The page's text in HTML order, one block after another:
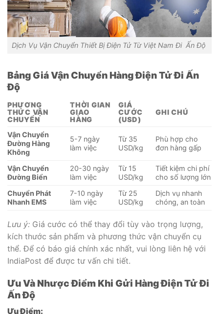
Dịch Vụ Vận Chuyển Thiết Bị Điện Tử Từ Việt Nam Đi Ấn Độ
Bảng Giá Vận Chuyển Hàng Điện Tử Đi Ấn
Độ
PHƯƠNG
THỨC VẬN
CHUYỂN
THỜI GIAN
GIAO
HÀNG
GIÁ
CƯỚC
(USD)
GHI CHÚ
Vận Chuyển
Đường Hàng
Không
5-7 ngày
làm việc
Từ 35
USD/kg
Phù hợp cho
đơn hàng gấp
Vận Chuyển
Đường Biển
20-30 ngày
làm việc
Từ 15
USD/kg
Tiết kiệm chi phí
cho số lượng lớn
Chuyển Phát
Nhanh EMS
7-10 ngày
làm việc
Từ 25
USD/kg
Dịch vụ nhanh
chóng, an toàn
Lưu ý: Giá cước có thể thay đổi tùy vào trọng lượng,
kích thước sản phẩm và phương thức vận chuyển cụ
thể. Để có báo giá chính xác nhất, vui lòng liên hệ với
IndiaPost để được tư vấn chi tiết.
Ưu Và Nhược Điểm Khi Gửi Hàng Điện Tử Đi
Ấn Độ
Ưu Điểm: